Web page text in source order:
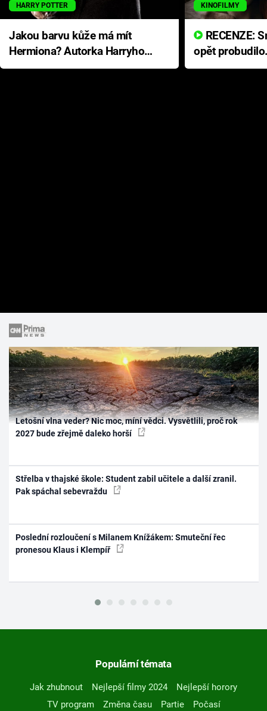
HARRY POTTER
Jakou barvu kůže má mít
Hermiona? Autorka Harryho
Pottera přišla s ráznou
KINOFILMY
opět
přichází s
Letošní vlna veder? Nic moc, míní vědci. Vysvětlili, proč rok
2027 bude zřejmě daleko horší
Střelba v thajské škole: Student zabil učitele a další zranil.
Pak spáchal sebevraždu
Poslední rozloučení s Milanem Knížákem: Smuteční řec
pronesou Klaus i Klempíř
Populární témata
Jak zhubnout Nejlepší filmy 2024
Nejlepší horory
TV program
Změna času Partie
Počasí